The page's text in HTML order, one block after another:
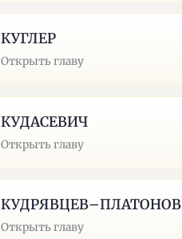
КУГЛЕР
Открыть главу
КУДАСЕВИЧ
Открыть главу
КУДРЯВЦЕВ–ПЛАТОНОВ
Открыть главу